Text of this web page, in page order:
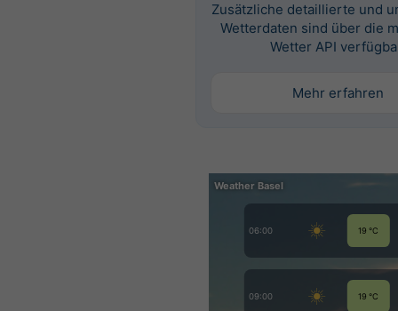
Zusätzliche detaillierte und
Wetterdaten sind über die
Wetter API
Mehr erfahren